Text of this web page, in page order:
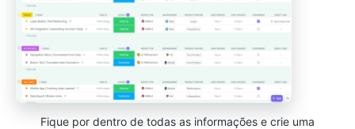
Fique por dentro de todas as informações e crie uma